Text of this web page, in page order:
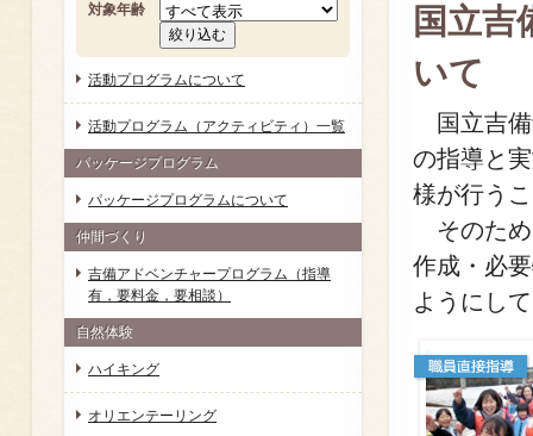
国立吉
いて
国立吉備
の指導と
様が行う
そのため
作成・必
ようにし
対象年齢
活動プログラムについて
活動プログラム（アクティビティ）一覧
パッケージプログラム
パッケージプログラムについて
仲間づくり
吉備アドベンチャープログラム（指導
有，要料金，要相談）
自然体験
ハイキング
オリエンテーリング